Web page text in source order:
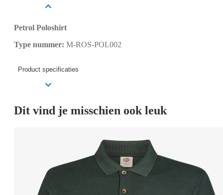
Petrol Poloshirt
Type nummer: M-ROS-POL002
Product specificaties
Dit vind je misschien ook leuk